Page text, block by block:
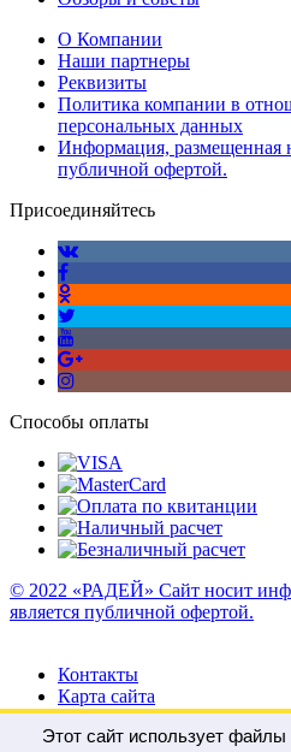
О Компании
Наши партнеры
Реквизиты
Политика компании в
персональных данных
Информация, размещенная
публичной офертой.
Присоединяйтесь
Способы оплаты
© 2022 «РАДЕЙ» Сайт носит
является публичной офертой.
Контакты
Карта сайта
Этот сайт использует